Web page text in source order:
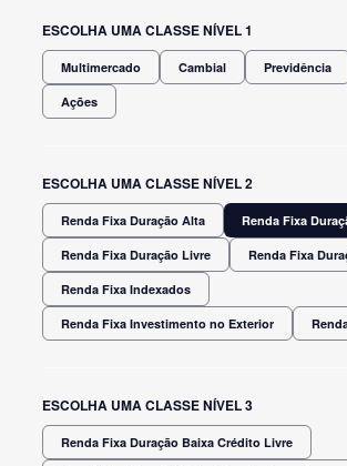
ESCOLHA UMA CLASSE NÍVEL 1
Multimercado Cambial Previdência
Ações
ESCOLHA UMA CLASSE NÍVEL 2
Renda Fixa Duração Alta Renda Fixa
Renda Fixa Duração Livre Renda Fixa
Renda Fixa Indexados
Renda Fixa Investimento no Exterior
ESCOLHA UMA CLASSE NÍVEL 3
Renda Fixa Duração Baixa Crédito Livre